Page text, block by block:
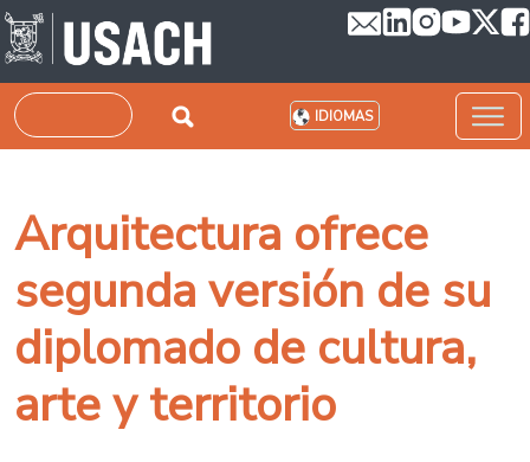
Pasar al contenido principal
Buscar IDIOMAS
Arquitectura ofrece
segunda versión de su
diplomado de cultura,
arte y territorio